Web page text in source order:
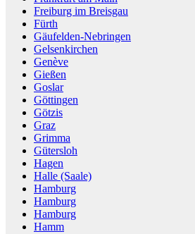
Freiburg im Breisgau
Fürth
Gäufelden-Nebringen
Gelsenkirchen
Genève
Gießen
Goslar
Göttingen
Götzis
Graz
Grimma
Gütersloh
Hagen
Halle (Saale)
Hamburg
Hamburg
Hamburg
Hamm